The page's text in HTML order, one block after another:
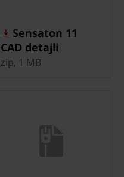
Sensaton 11
CAD detajli
zip, 1 MB